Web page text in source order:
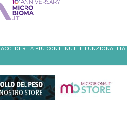
A PIÙ CONTENUTI E FUNZIONALITÀ